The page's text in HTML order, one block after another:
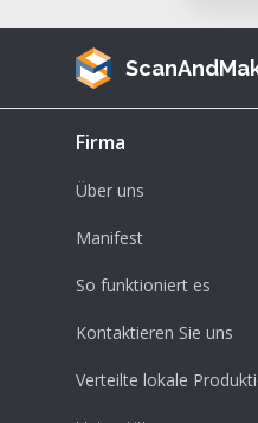
Firma
Über uns
Manifest
So funktioniert es
Kontaktieren Sie uns
Verteilte lokale